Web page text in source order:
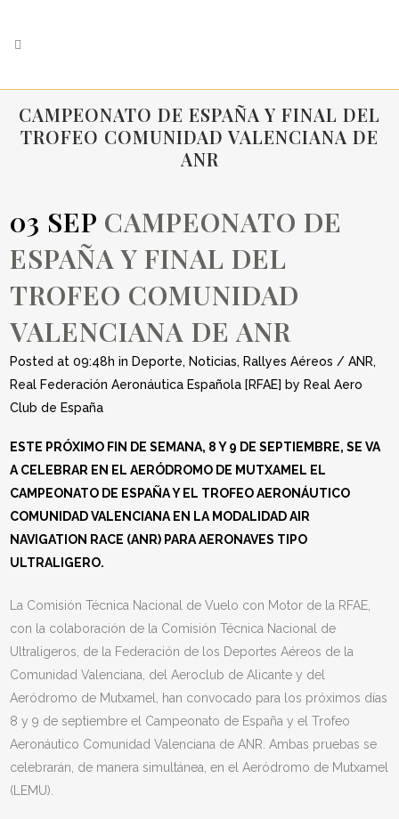
CAMPEONATO DE ESPAÑA Y FINAL DEL
TROFEO COMUNIDAD VALENCIANA DE
ANR
03 SEP CAMPEONATO DE
ESPAÑA Y FINAL DEL
TROFEO COMUNIDAD
VALENCIANA DE ANR
Posted at 09:48h in Deporte, Noticias, Rallyes Aéreos / ANR,
Real Federación Aeronáutica Española [RFAE] by Real Aero
Club de España
ESTE PRÓXIMO FIN DE SEMANA, 8 Y 9 DE SEPTIEMBRE, SE VA
A CELEBRAR EN EL AERÓDROMO DE MUTXAMEL EL
CAMPEONATO DE ESPAÑA Y EL TROFEO AERONÁUTICO
COMUNIDAD VALENCIANA EN LA MODALIDAD AIR
NAVIGATION RACE (ANR) PARA AERONAVES TIPO
ULTRALIGERO.
La Comisión Técnica Nacional de Vuelo con Motor de la RFAE,
con la colaboración de la Comisión Técnica Nacional de
Ultraligeros, de la Federación de los Deportes Aéreos de la
Comunidad Valenciana, del Aeroclub de Alicante y del
Aeródromo de Mutxamel, han convocado para los próximos días
8 y 9 de septiembre el Campeonato de España y el Trofeo
Aeronáutico Comunidad Valenciana de ANR. Ambas pruebas se
celebrarán, de manera simultánea, en el Aeródromo de Mutxamel
(LEMU).